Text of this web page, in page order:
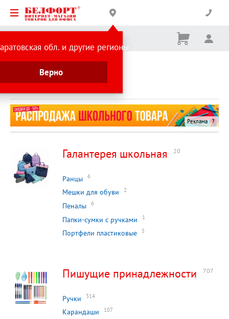
обл. и другие регионы
Верно
Корзина
Ничего
Каталог товаров Товары для школы
Товары для школы
Реклама
Галантерея школьная 20
Ранцы 6
Мешки для обуви 2
Пеналы 6
Папки-сумки с ручками 1
Портфели пластиковые 5
Пишущие принадлежности 707
Ручки 314
Карандаши 107